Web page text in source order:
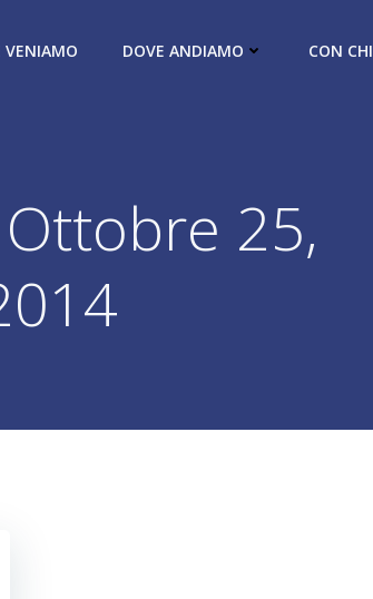
VENIAMO DOVE ANDIAMO CON CHI
25,